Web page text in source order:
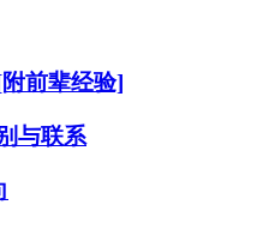
前辈经验]
与联系